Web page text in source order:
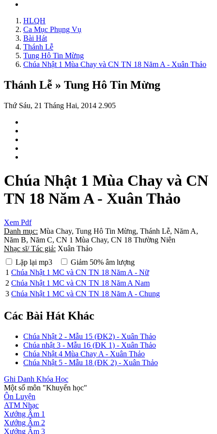
HLQH
Ca Mục Phụng Vụ
Bài Hát
Thánh Lễ
Tung Hô Tin Mừng
Chúa Nhật 1 Mùa Chay và CN TN 18 Năm A - Xuân Thảo
Thánh Lễ » Tung Hô Tin Mừng
Thứ Sáu, 21 Tháng Hai, 2014 2.905
Chúa Nhật 1 Mùa Chay và CN
TN 18 Năm A - Xuân Thảo
Xem Pdf
Danh mục: Mùa Chay, Tung Hô Tin Mừng, Thánh Lễ, Năm A,
Năm B, Năm C, CN 1 Mùa Chay, CN 18 Thường Niên
Nhạc sĩ/ Tác giả: Xuân Thảo
Lặp lại mp3
Giảm 50% âm lượng
1 Chúa Nhật 1 MC và CN TN 18 Năm A - Nữ
2 Chúa Nhật 1 MC và CN TN 18 Năm A Nam
3 Chúa Nhật 1 MC và CN TN 18 Năm A - Chung
Các Bài Hát Khác
Chúa Nhật 2 - Mẫu 15 (ĐK2) - Xuân Thảo
Chúa nhật 3 - Mẫu 16 (ĐK 1) - Xuân Thảo
Chúa Nhật 4 Mùa Chay A - Xuân Thảo
Chúa Nhật 5 - Mẫu 18 (ĐK 2) - Xuân Thảo
Ghi Danh Khóa Học
Một số môn "Khuyến học"
Ôn Luyện
ATM Nhạc
Xướng Âm 1
Xướng Âm 2
Xướng Âm 3